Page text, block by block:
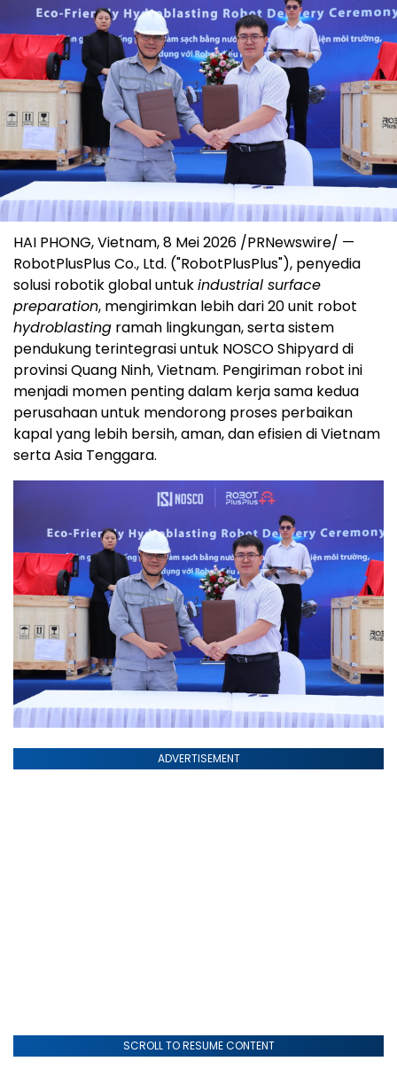
HAI PHONG, Vietnam,8 Mei 2026 /PRNewswire/ —
RobotPlusPlus Co., Ltd. ("RobotPlusPlus"), penyedia
solusi robotik global untukindustrial surface
preparation, mengirimkan lebih dari 20 unit robot
hydroblasting ramah lingkungan, serta sistem
pendukung terintegrasi untuk NOSCO Shipyard di
provinsi Quang Ninh, Vietnam. Pengiriman robot ini
menjadi momen penting dalam kerja sama kedua
perusahaan untuk mendorong proses perbaikan
kapal yang lebih bersih, aman, dan efisien di Vietnam
serta Asia Tenggara.
ADVERTISEMENT
SCROLL TO RESUME CONTENT